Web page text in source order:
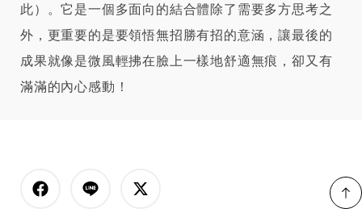
此）。它是一個多面向的結合體除了需要多方思考之
外，更重要的是要領悟無招勝有招的意涵，讓最後的
成果就像是微風輕拂在臉上一樣地舒適無痕，卻又有
滿滿的內心感動！